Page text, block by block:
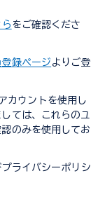
をご確認くださ
録ページ よりご登
カウントを使用し
ては、これらのユ
のみを使用してお
ライバシーポリシ